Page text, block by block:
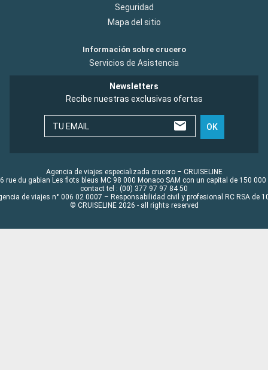
Seguridad
Mapa del sitio
Información sobre crucero
Servicios de Asistencia
Newsletters
Recibe nuestras exclusivas ofertas
TU EMAIL OK
Agencia de viajes especializada crucero – CRUISELINE
rue du gabian Les flots bleus MC 98 000 Monaco SAM con un capital de 150 000
contact tel : (00) 377 97 97 84 50
de viajes n° 006 02 0007 – Responsabilidad civil y profesional RC RSA de
© CRUISELINE 2026 - all rights reserved